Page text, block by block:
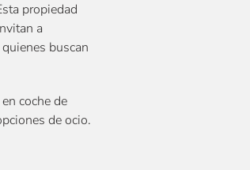
propiedad
a
buscan
coche de
de ocio.